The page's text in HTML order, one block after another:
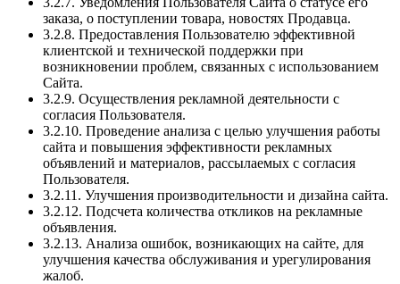
заказа, о поступлении товара, новостях Продавца.
3.2.8. Предоставления Пользователю эффективной
клиентской и технической поддержки при
возникновении проблем, связанных с использованием
Сайта.
3.2.9. Осуществления рекламной деятельности с
согласия Пользователя.
3.2.10. Проведение анализа с целью улучшения работы
сайта и повышения эффективности рекламных
объявлений и материалов, рассылаемых с согласия
Пользователя.
3.2.11. Улучшения производительности и дизайна сайта.
3.2.12. Подсчета количества откликов на рекламные
объявления.
3.2.13. Анализа ошибок, возникающих на сайте, для
улучшения качества обслуживания и урегулирования
жалоб.